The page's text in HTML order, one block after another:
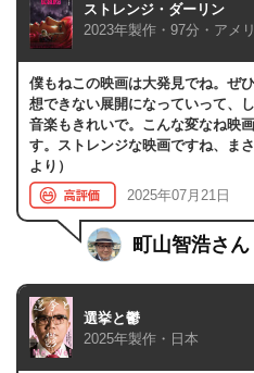
ストレンジ・ダーリン
2023年製作・97分・アメ
僕もねこの映画は大発見でね。ぜ
想できない展開になっていって、
音楽もきれいで。こんな変なね映
す。ストレンジな映画ですね、ま
より）
2025年07月21日
町山智浩さん
選挙と鬱
2025年製作・日本